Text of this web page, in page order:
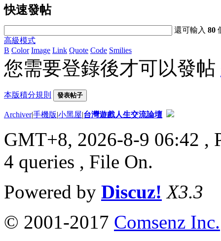
快速發帖
還可輸入80
高級模式
B Color Image Link Quote Code Smilies
您需要登錄後才可以發帖
本版積分規則 發表帖子
Archiver|手機版|小黑屋|台灣遊戲人生交流論壇
GMT+8, 2026-8-9 06:42 ,
4 queries , File On.
Powered by Discuz! X3.3
© 2001-2017 Comsenz Inc.